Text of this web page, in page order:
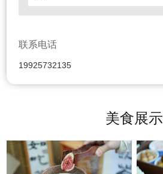
联系电话
19925732135
美食展示